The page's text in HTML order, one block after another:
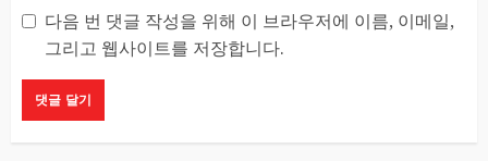
다음 번 댓글 작성을 위해 이 브라우저에 이름, 이메일,
그리고 웹사이트를 저장합니다.